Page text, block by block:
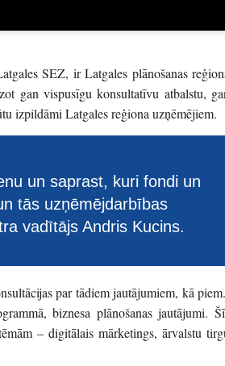
SEZ, ir Latgales plānošanas
gan vispusīgu konsultatīvu atbalstu,
izpildāmi Latgales reģiona uzņēmējiem.
un saprast, kuri fondi un
tās uzņēmējdarbības
vadītājs Andris Kucins.
par tādiem jautājumiem, kā
biznesa plānošanas jautājumi.
– digitālais mārketings, ārvalstu